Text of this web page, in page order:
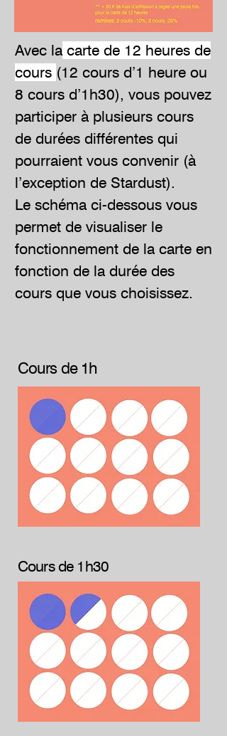
Avec la carte de 12 heures de
cours (12 cours d’1 heure ou
8 cours d’1h30), vous pouvez
participer à plusieurs cours
de durées différentes qui
pourraient vous convenir (à
l’exception de Stardust).
Le schéma ci-dessous vous
permet de visualiser le
fonctionnement de la carte en
fonction de la durée des
cours que vous choisissez.
Cours de 1h
Cours de 1h30